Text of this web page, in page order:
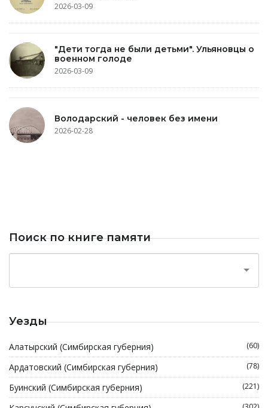
2026-03-09
"Дети тогда не были детьми". Ульяновцы о
военном голоде
2026-03-09
Володарский - человек без имени
2026-02-28
Поиск по книге памяти
Уезды
Алатырский (Симбирская губерния) (60)
Ардатовский (Симбирская губерния) (78)
Буинский (Симбирская губерния) (221)